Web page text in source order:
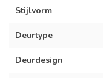
Stijlvorm
Deurtype
Deurdesign